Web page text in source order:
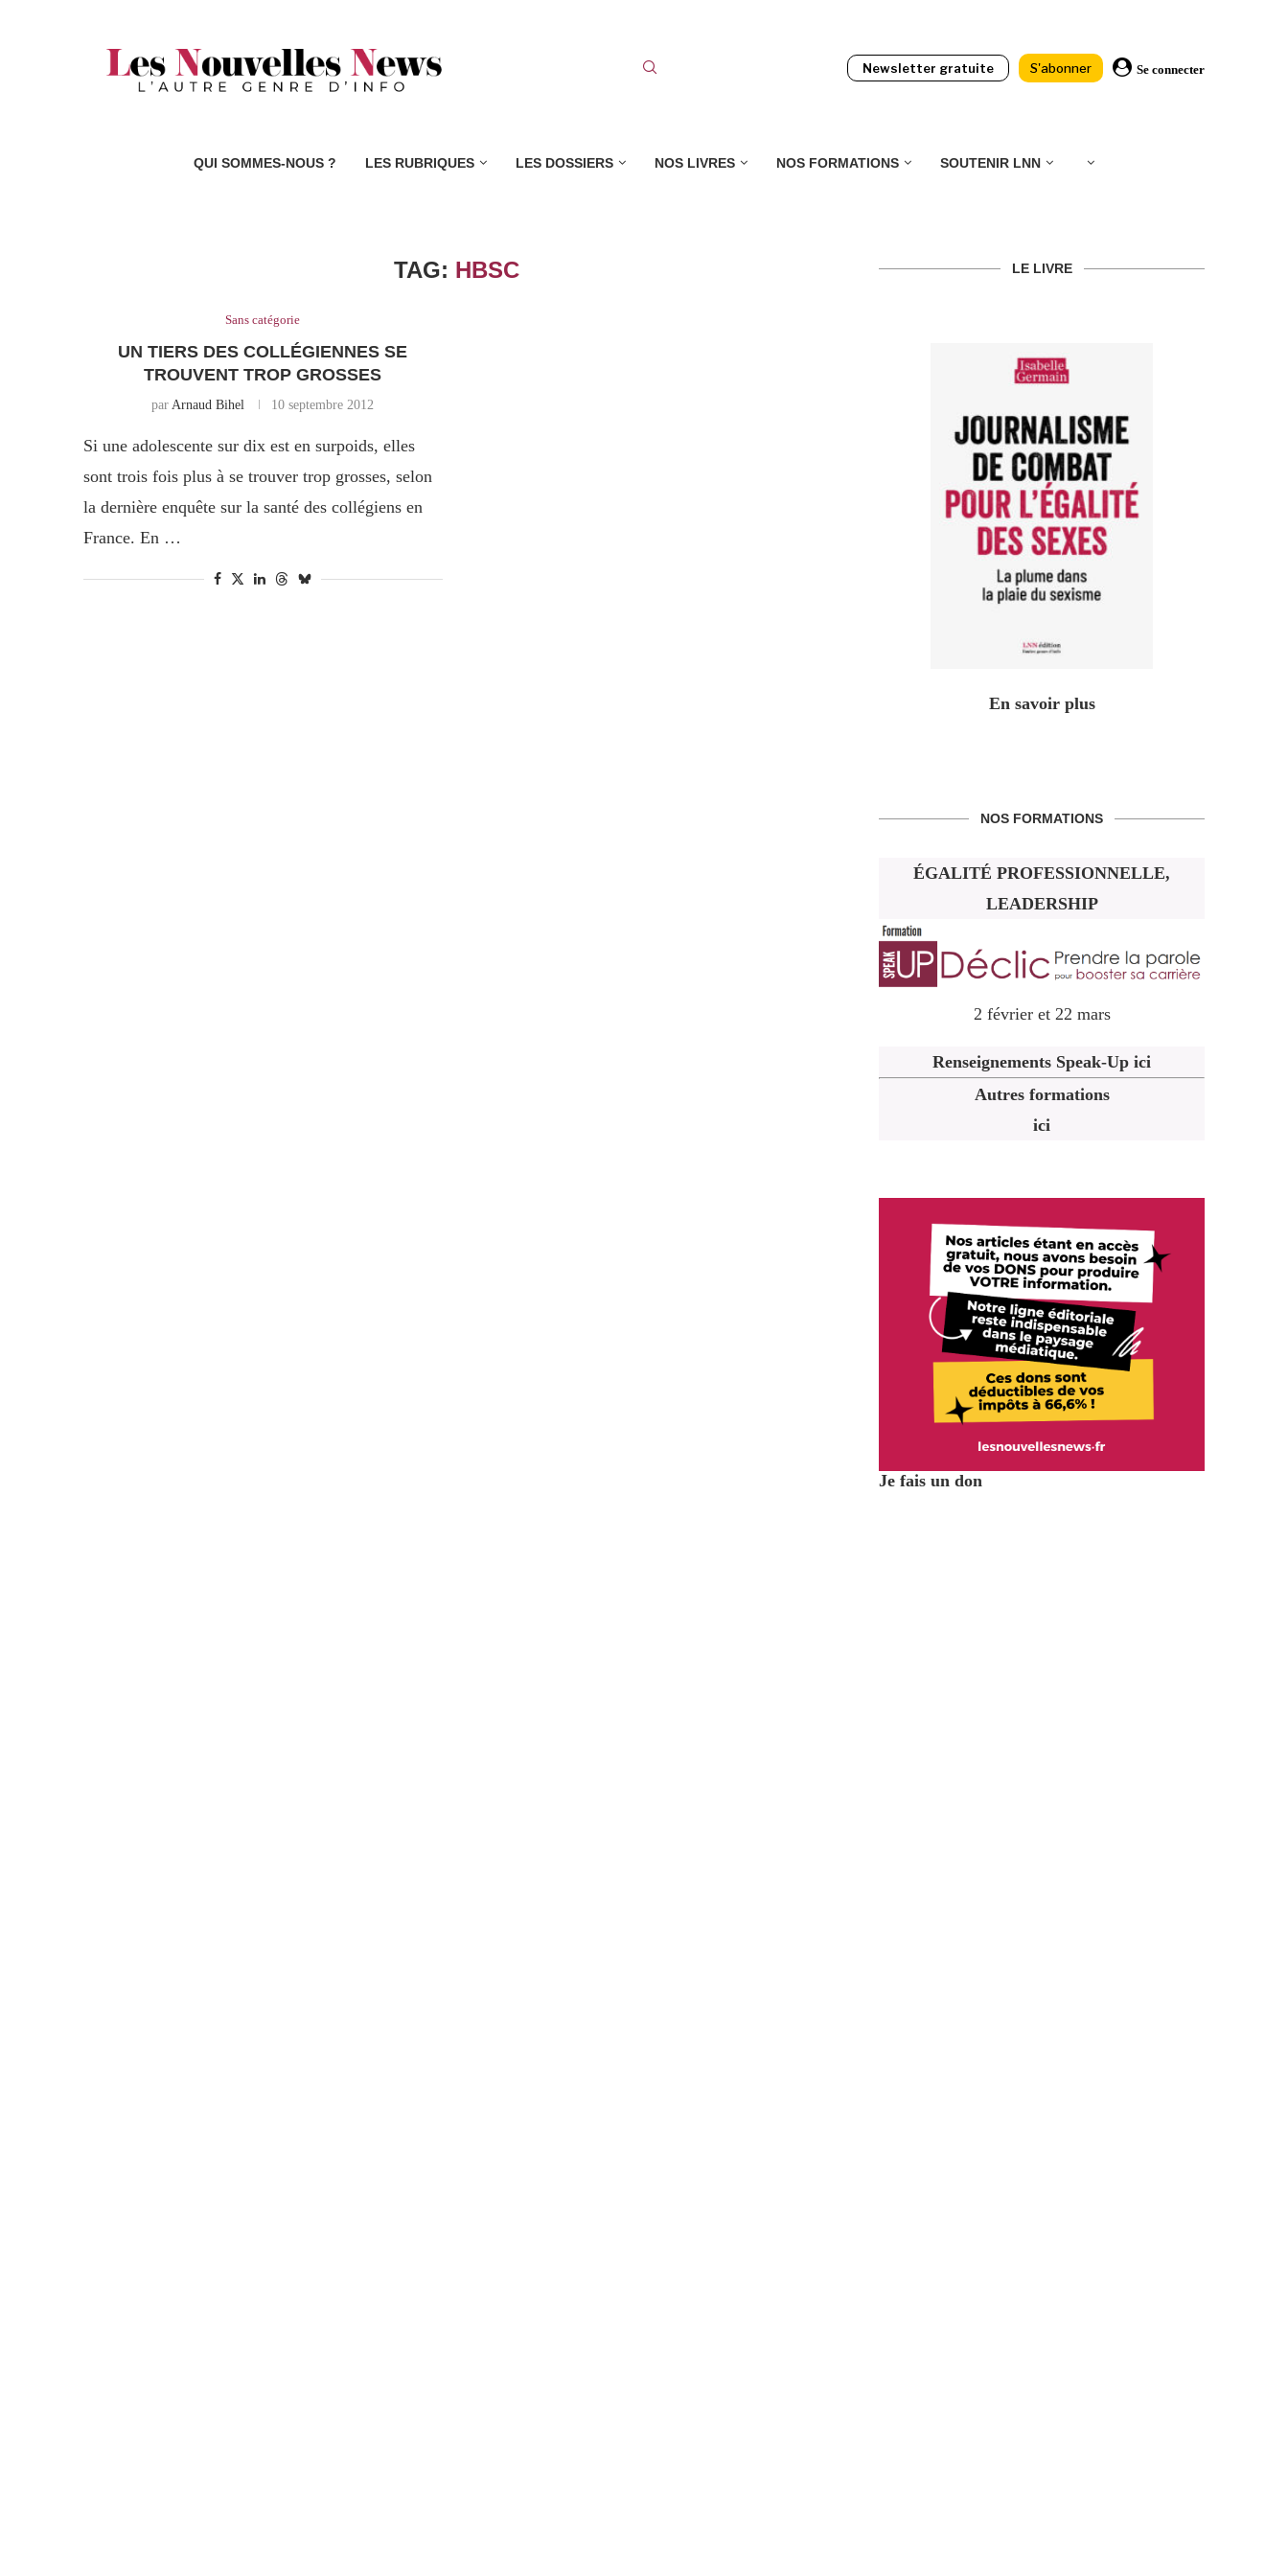
Newsletter gratuite S'abonner Se connecter
QUI SOMMES-NOUS ? LES RUBRIQUES LES DOSSIERS NOS LIVRES NOS FORMATIONS SOUTENIR LNN
TAG: HBSC
Sans catégorie
UN TIERS DES COLLÉGIENNES SE
TROUVENT TROP GROSSES
parArnaud Bihel 10 septembre 2012
Si une adolescente sur dix est en surpoids, elles
sont trois fois plus à se trouver trop grosses, selon
la dernière enquête sur la santé des collégiens en
France. En …
LE LIVRE
En savoir plus
NOS FORMATIONS
ÉGALITÉ PROFESSIONNELLE,
LEADERSHIP
2 février et 22 mars
Renseignements Speak-Up ici
Autres formations
ici
Je fais un don